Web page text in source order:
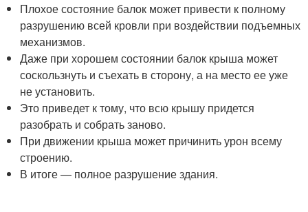
Плохое состояние балок может привести к полному
разрушению всей кровли при воздействии подъемных
механизмов.
Даже при хорошем состоянии балок крыша может
соскользнуть и съехать в сторону, а на место ее уже
не установить.
Это приведет к тому, что всю крышу придется
разобрать и собрать заново.
При движении крыша может причинить урон всему
строению.
В итоге — полное разрушение здания.